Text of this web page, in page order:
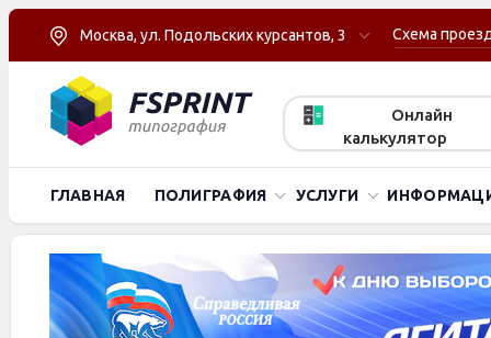
Москва, ул. Подольских курсантов, 3 Схема
Онлайн
калькулятор
ГЛАВНАЯ ПОЛИГРАФИЯ УСЛУГИ